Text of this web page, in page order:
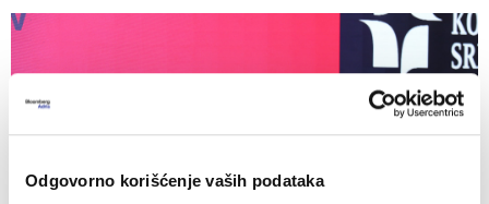
Odgovorno korišćenje vaših podataka